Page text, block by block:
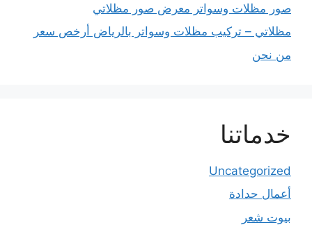
صور مظلات وسواتر معرض صور مظلاتي
مظلاتي – تركيب مظلات وسواتر بالرياض أرخص سعر
من نحن
خدماتنا
Uncategorized
أعمال حدادة
بيوت شعر